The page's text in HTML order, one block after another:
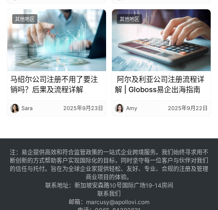
其他地区
马绍尔公司注册不用了要注
销吗？后果及流程详解
Sara 2025年9月23日
其他地区
阿尔及利亚公司注册流程详
解 | Globoss易企出海指南
Amy 2025年9月22日
注：易企提供高效和符合监管政策的一站式企业跨境服务。我们始终寻求用不
断创新的方式帮助客户实现国际化的目标，同时坚守每一位客户与伙伴对我们
的信任与托付。旨在为全球企业家提供轻松、友好、专业、合规的注册及管理
商业项目的体验。
联系地址：新加坡安森路10号国际广场19-14房间
联系我们
邮箱： marcusy@apollovi.com